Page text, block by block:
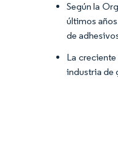
Según la
últimos
de
La
industria de